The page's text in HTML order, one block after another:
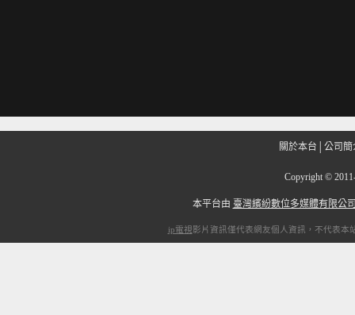
關於本台 公司簡
Copyright ©
本平台由 臺灣繽紛數位多媒體有限公
ip電視影片資訊僅代表網友個人資訊，不代表本